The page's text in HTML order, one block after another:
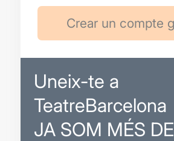
Uneix-te a
TeatreBarcelona
JA SOM MÉS DE